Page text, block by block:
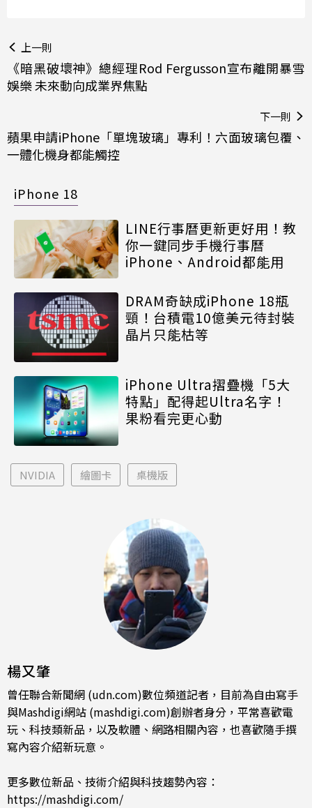
上一則
《暗黑破壞神》總經理Rod Fergusson宣布離開暴雪
娛樂 未來動向成業界焦點
下一則
蘋果申請iPhone「單塊玻璃」專利！六面玻璃包覆、
一體化機身都能觸控
iPhone 18
LINE行事曆更新更好用！教
你一鍵同步手機行事曆
iPhone、Android都能用
DRAM奇缺成iPhone 18瓶
頸！台積電10億美元待封裝
晶片只能枯等
iPhone Ultra摺疊機「5大
特點」配得起Ultra名字！
果粉看完更心動
NVIDIA 繪圖卡 桌機版
楊又肇
曾任聯合新聞網 (udn.com)數位頻道記者，目前為自由寫手
與Mashdigi網站 (mashdigi.com)創辦者身分，平常喜歡電
玩、科技類新品，以及軟體、網路相關內容，也喜歡隨手撰
寫內容介紹新玩意。
更多數位新品、技術介紹與科技趨勢內容：
https://mashdigi.com/